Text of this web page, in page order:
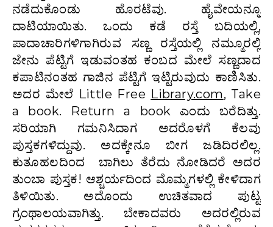
ನಡೆದುಕೊಂಡು ಹೊರಟೆವು. ಹೈವೇಯನ್ನೂ
ದಾಟಿಯಾಯಿತು. ಒಂದು ಕಡೆ ರಸ್ತೆ ಬದಿಯಲ್ಲಿ,
ಪಾದಾಚಾರಿಗಳಿಗಾಗಿರುವ ಸಣ್ಣ ರಸ್ತೆಯಲ್ಲಿ ನಮ್ಮೂರಲ್ಲಿ
ಜೇನು ಪೆಟ್ಟಿಗೆ ಇಡುವಂತಹ ಕಂಬದ ಮೇಲೆ ಸಣ್ಣದಾದ
ಕಪಾಟಿನಂತಹ ಗಾಜಿನ ಪೆಟ್ಟಿಗೆ ಇಟ್ಟಿರುವುದು ಕಾಣಿಸಿತು.
ಅದರ ಮೇಲೆ Little Free Library.com, Take
a book. Return a book ಎಂದು ಬರೆದಿತ್ತು.
ಸರಿಯಾಗಿ ಗಮನಿಸಿದಾಗ ಅದರೊಳಗೆ ಕೆಲವು
ಪುಸ್ತಕಗಳಿದ್ದುವು. ಅದಕ್ಕೇನೂ ಬೀಗ ಜಡಿದಿರಲಿಲ್ಲ.
ಕುತೂಹಲದಿಂದ ಬಾಗಿಲು ತೆರೆದು ನೋಡಿದರೆ ಅದರ
ತುಂಬಾ ಪುಸ್ತಕ! ಆಶ್ಚರ್ಯದಿಂದ ಮೊಮ್ಮಗಳಲ್ಲಿ ಕೇಳಿದಾಗ
ತಿಳಿಯಿತು. ಅದೊಂದು ಉಚಿತವಾದ ಪುಟ್ಟ
ಗ್ರಂಥಾಲಯವಾಗಿತ್ತು. ಬೇಕಾದವರು ಅದರಲ್ಲಿರುವ